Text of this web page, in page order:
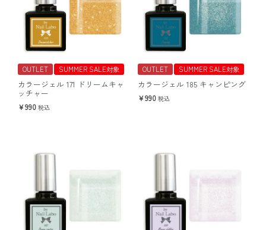
OUTLET SUMMER SALE対象
カラージェル 171 ドリームキャ
ッチャー
990 税込
OUTLET SUMMER SALE対象
カラージェル 185 キャンピング
990 税込